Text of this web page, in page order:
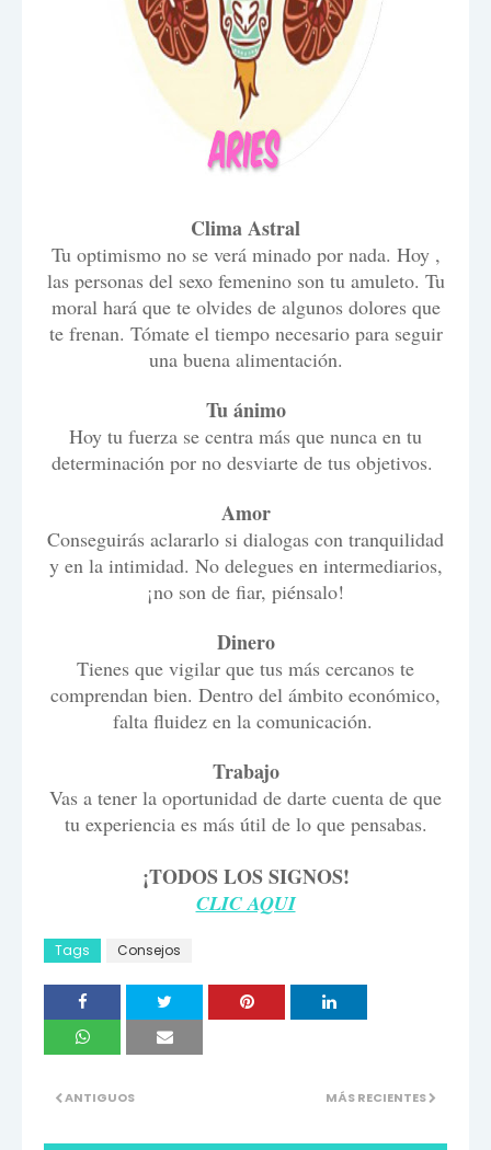
Clima Astral
Tu optimismo no se verá minado por nada. Hoy ,
las personas del sexo femenino son tu amuleto. Tu
moral hará que te olvides de algunos dolores que
te frenan. Tómate el tiempo necesario para seguir
una buena alimentación.
Tu ánimo
Hoy tu fuerza se centra más que nunca en tu
determinación por no desviarte de tus objetivos.
Amor
Conseguirás aclararlo si dialogas con tranquilidad
y en la intimidad. No delegues en intermediarios,
¡no son de fiar, piénsalo!
Dinero
Tienes que vigilar que tus más cercanos te
comprendan bien. Dentro del ámbito económico,
falta fluidez en la comunicación.
Trabajo
Vas a tener la oportunidad de darte cuenta de que
tu experiencia es más útil de lo que pensabas.
¡TODOS LOS SIGNOS!
CLIC AQUI
Tags Consejos
MÁS RECIENTES
ANTIGUOS